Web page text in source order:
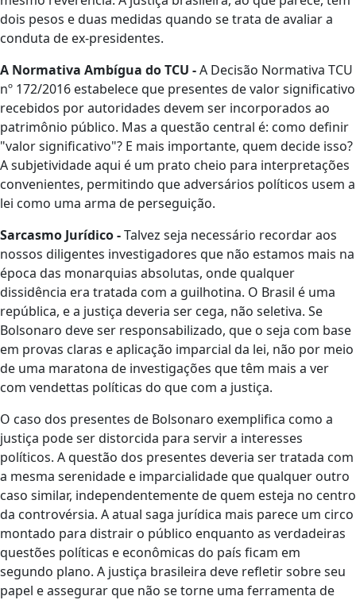
dois pesos e duas medidas quando se trata de avaliar a
conduta de ex-presidentes.
A Normativa Ambígua do TCU -A Decisão Normativa TCU
nº 172/2016 estabelece que presentes de valor significativo
recebidos por autoridades devem ser incorporados ao
patrimônio público. Mas a questão central é: como definir
"valor significativo"? E mais importante, quem decide isso?
A subjetividade aqui é um prato cheio para interpretações
convenientes, permitindo que adversários políticos usem a
lei como uma arma de perseguição.
Sarcasmo Jurídico -Talvez seja necessário recordar aos
nossos diligentes investigadores que não estamos mais na
época das monarquias absolutas, onde qualquer
dissidência era tratada com a guilhotina. O Brasil é uma
república, e a justiça deveria ser cega, não seletiva. Se
Bolsonaro deve ser responsabilizado, que o seja com base
em provas claras e aplicação imparcial da lei, não por meio
de uma maratona de investigações que têm mais a ver
com vendettas políticas do que com a justiça.
O caso dos presentes de Bolsonaro exemplifica como a
justiça pode ser distorcida para servir a interesses
políticos. A questão dos presentes deveria ser tratada com
a mesma serenidade e imparcialidade que qualquer outro
caso similar, independentemente de quem esteja no centro
da controvérsia. A atual saga jurídica mais parece um circo
montado para distrair o público enquanto as verdadeiras
questões políticas e econômicas do país ficam em
segundo plano. A justiça brasileira deve refletir sobre seu
papel e assegurar que não se torne uma ferramenta de